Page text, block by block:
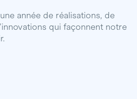
année de réalisations, de
qui façonnent notre